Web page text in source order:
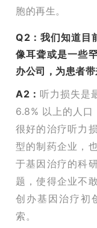
胞的再生。
Q2：我们知道目
像耳聋或是一些
办公司，为患者
A2：听力损失是
6.8% 以上的人
很好的治疗听力
型的制药企业，
于基因治疗的科
题，使得企业不
创办基因治疗初
索。